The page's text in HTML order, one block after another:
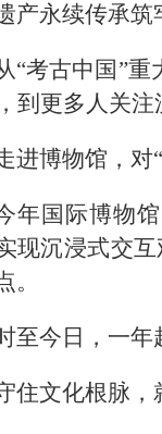
产永续传承筑
“考古中国”
到更多人关
进博物馆，对
年国际博物
现沉浸式交
。
至今日，一年
住文化根脉，